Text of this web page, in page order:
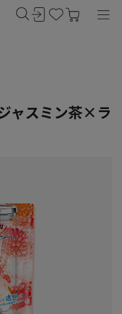
ャスミン茶×ラ